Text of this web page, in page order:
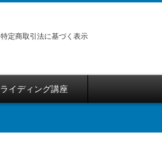
特定商取引法に基づく表示
ライディング講座